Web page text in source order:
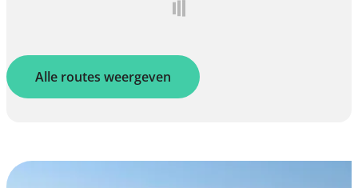
Alle routes weergeven